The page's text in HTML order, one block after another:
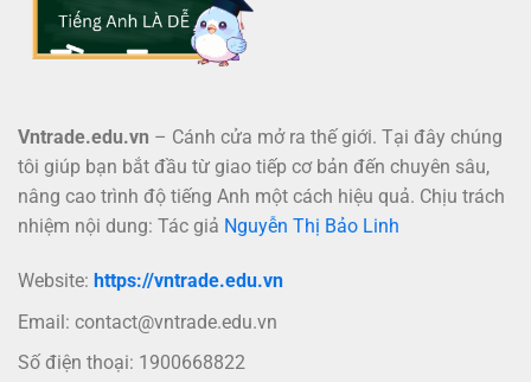
Vntrade.edu.vn – Cánh cửa mở ra thế giới. Tại đây chúng
tôi giúp bạn bắt đầu từ giao tiếp cơ bản đến chuyên sâu,
nâng cao trình độ tiếng Anh một cách hiệu quả. Chịu trách
nhiệm nội dung: Tác giả Nguyễn Thị Bảo Linh
Website: https://vntrade.edu.vn
Email: contact@vntrade.edu.vn
Số điện thoại: 1900668822